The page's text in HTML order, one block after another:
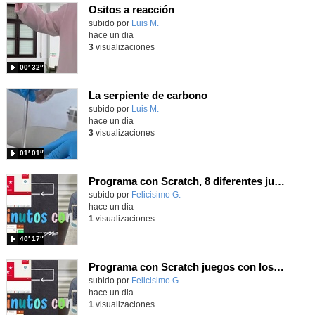
Ositos a reacción
Contenido educativo.
subido por Luis M.
00′ 32″
hace un dia
3visualizaciones
La serpiente de carbono
Contenido educativo.
subido por Luis M.
01′ 01″
hace un dia
3visualizaciones
Programa con Scratch, 8 diferentes juegos para vivir la emoción de los partidos de España en el mundial 2026
Contenido educativo.
subido por Felicisimo G.
40′ 17″
hace un dia
1 visualizaciones
Programa con Scratch juegos con los partidos del mundial 2026 ganados por España
Contenido educativo.
subido por Felicisimo G.
hace un dia
1 visualizaciones